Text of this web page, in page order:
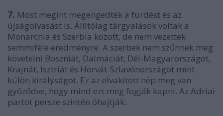
7. Most megint megengedték a fürdést és az
újságolvasást is. Állítólag tárgyalások voltak a
Monarchia és Szerbia között, de nem vezettek
semmiféle eredményre. A szerbek nem szűnnek meg
követelni Boszniát, Dalmáciát, Dél-Magyarországot,
Krajnát, Isztriát és Horvát-Szlavónországot mint
külön királyságot. Ez az elvakított nép meg van
győződve, hogy mind ezt meg fogják kapni. Az Adriai
partot persze szintén óhajtják.